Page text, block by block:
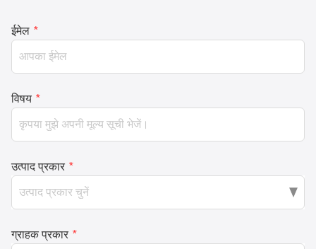
ईमेल *
विषय *
उत्पाद प्रकार *
ग्राहक प्रकार *